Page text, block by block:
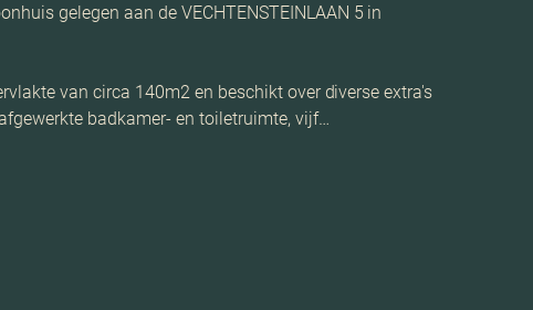
gelegen aan de VECHTENSTEINLAAN 5 in
van circa 140m2 en beschikt over diverse extra's
badkamer- en toiletruimte, vijf…